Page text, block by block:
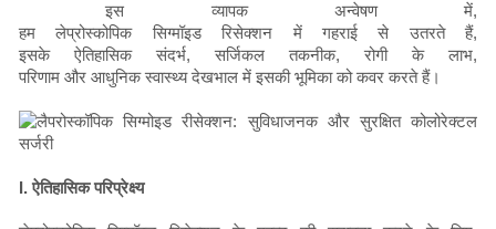
इस व्यापक अन्वेषण में,
हम लेप्रोस्कोपिक सिग्मॉइड रिसेक्शन में गहराई से उतरते हैं,
इसके ऐतिहासिक संदर्भ, सर्जिकल तकनीक, रोगी के लाभ,
परिणाम और आधुनिक स्वास्थ्य देखभाल में इसकी भूमिका को कवर करते हैं।
I. ऐतिहासिक परिप्रेक्ष्य